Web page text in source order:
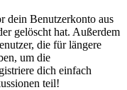
dein Benutzerkonto aus
gelöscht hat. Außerdem
die für längere
um die
dich einfach
teil!